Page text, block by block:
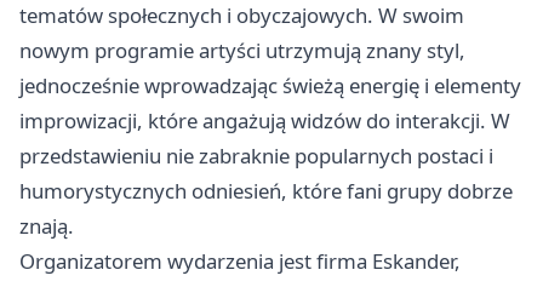
tematów społecznych i obyczajowych. W swoim
nowym programie artyści utrzymują znany styl,
jednocześnie wprowadzając świeżą energię i elementy
improwizacji, które angażują widzów do interakcji. W
przedstawieniu nie zabraknie popularnych postaci i
humorystycznych odniesień, które fani grupy dobrze
znają.
Organizatorem wydarzenia jest firma Eskander,